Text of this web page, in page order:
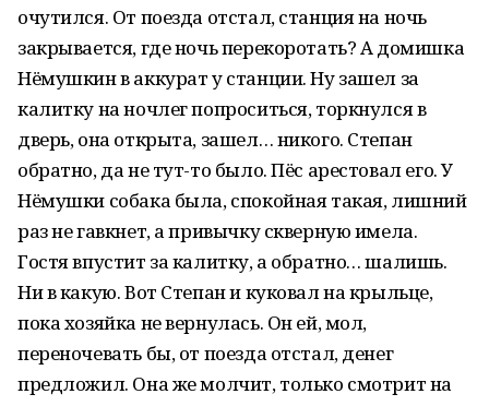
очутился. От поезда отстал, станция на ночь
закрывается, где ночь перекоротать? А домишка
Нёмушкин в аккурат у станции. Ну зашел за
калитку на ночлег попроситься, торкнулся в
дверь, она открыта, зашел… никого. Степан
обратно, да не тут-то было. Пёс арестовал его. У
Нёмушки собака была, спокойная такая, лишний
раз не гавкнет, а привычку скверную имела.
Гостя впустит за калитку, а обратно… шалишь.
Ни в какую. Вот Степан и куковал на крыльце,
пока хозяйка не вернулась. Он ей, мол,
переночевать бы, от поезда отстал, денег
предложил. Она же молчит, только смотрит на